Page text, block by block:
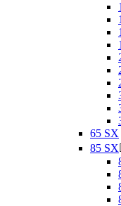
65 SX
85 SX